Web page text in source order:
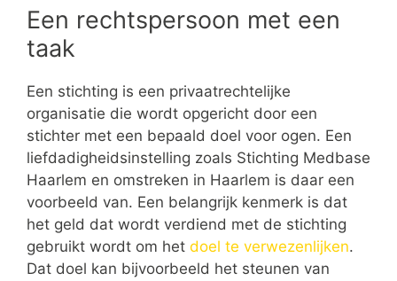
Een rechtspersoon met een
taak
Een stichting is een privaatrechtelijke
organisatie die wordt opgericht door een
stichter met een bepaald doel voor ogen. Een
liefdadigheidsinstelling zoals Stichting Medbase
Haarlem en omstreken in Haarlem is daar een
voorbeeld van. Een belangrijk kenmerk is dat
het geld dat wordt verdiend met de stichting
gebruikt wordt om het doel te verwezenlijken.
Dat doel kan bijvoorbeeld het steunen van